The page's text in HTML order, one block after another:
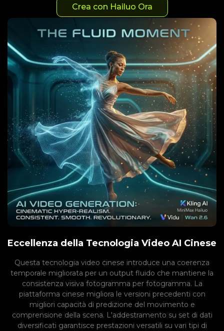
Crea con Hailuo Ora
Eccellenza della Tecnologia Video AI Cinese
Questa tecnologia video cinese introduce una coerenza
temporale migliorata per un output fluido che mantiene la
consistenza visiva fotogramma per fotogramma. La
piattaforma cinese migliora le versioni precedenti con
migliori capacità di predizione del movimento e
comprensione della scena. L'addestramento su set di dati
diversificati garantisce prestazioni versatili su vari tipi di